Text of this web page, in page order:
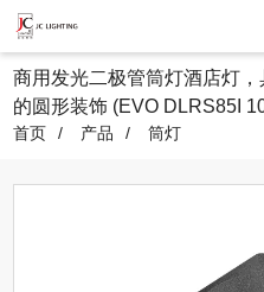
商用发光二极管筒灯酒店灯
的圆形装饰 (EVO DLRS85I
首页 产品 筒灯